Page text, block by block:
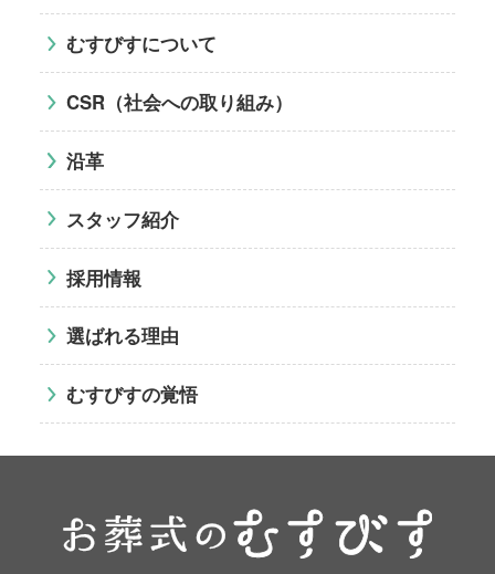
むすびすについて
CSR（社会への取り組み）
沿革
スタッフ紹介
採用情報
選ばれる理由
むすびすの覚悟